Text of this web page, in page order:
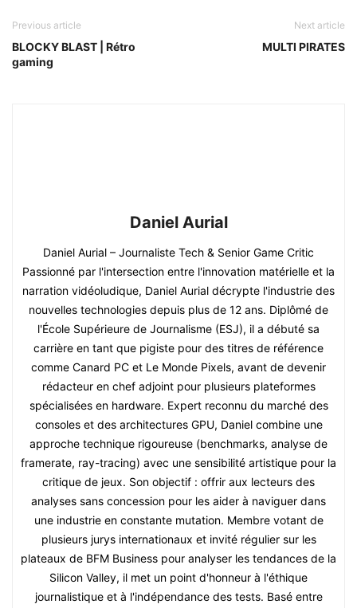
Previous article
BLOCKY BLAST | Rétro
gaming
Next article
MULTI PIRATES
Daniel Aurial
Daniel Aurial – Journaliste Tech & Senior Game Critic
Passionné par l'intersection entre l'innovation matérielle et la
narration vidéoludique, Daniel Aurial décrypte l'industrie des
nouvelles technologies depuis plus de 12 ans. Diplômé de
l'École Supérieure de Journalisme (ESJ), il a débuté sa
carrière en tant que pigiste pour des titres de référence
comme Canard PC et Le Monde Pixels, avant de devenir
rédacteur en chef adjoint pour plusieurs plateformes
spécialisées en hardware. Expert reconnu du marché des
consoles et des architectures GPU, Daniel combine une
approche technique rigoureuse (benchmarks, analyse de
framerate, ray-tracing) avec une sensibilité artistique pour la
critique de jeux. Son objectif : offrir aux lecteurs des
analyses sans concession pour les aider à naviguer dans
une industrie en constante mutation. Membre votant de
plusieurs jurys internationaux et invité régulier sur les
plateaux de BFM Business pour analyser les tendances de la
Silicon Valley, il met un point d'honneur à l'éthique
journalistique et à l'indépendance des tests. Basé entre